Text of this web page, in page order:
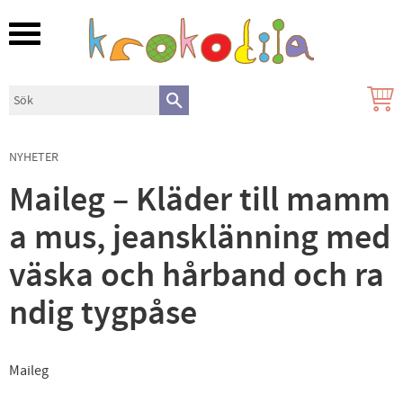
Meny
NYHETER
Maileg – Kläder till mamm
a mus, jeansklänning med
väska och hårband och ra
ndig tygpåse
Maileg